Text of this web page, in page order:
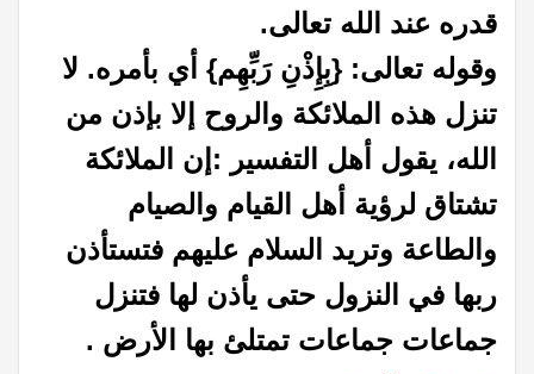
قدره عند الله تعالى.
وقوله تعالى‏:‏ ‏{‏بِإِذْنِ رَبِّهِم‏}‏ أي بأمره. لا
تنزل هذه الملائكة والروح إلا بإذن من
الله، يقول أهل التفسير :إن الملائكة
تشتاق لرؤية أهل القيام والصيام
والطاعة وتريد السلام عليهم فتستأذن
ربها في النزول حتى يأذن لها فتنزل
جماعات جماعات تمتلئ بها الأرض .